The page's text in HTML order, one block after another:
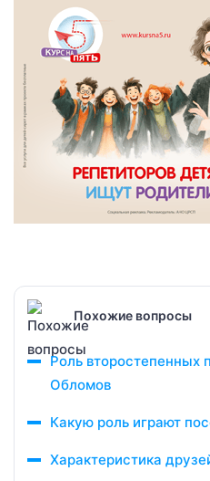
Похожие вопросы
Роль второстепенных
Обломов
Какую роль играют
Характеристика